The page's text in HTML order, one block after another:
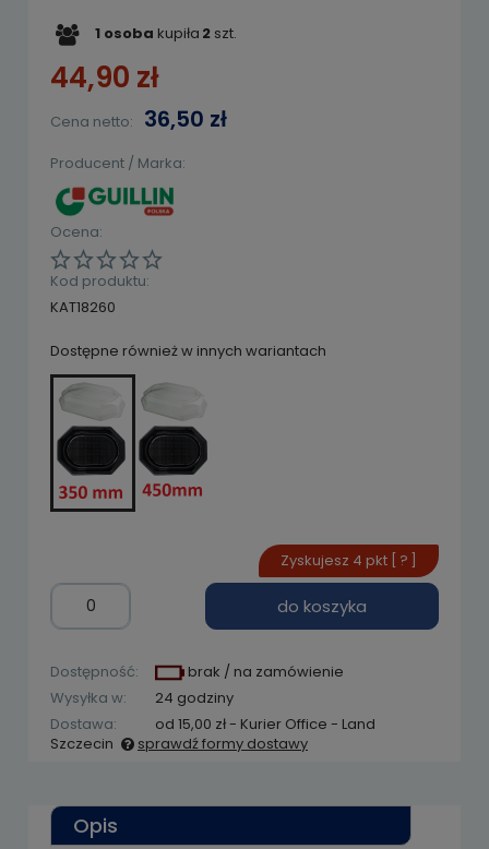
1 osoba kupiła 2 szt.
44,90 zł
Cena netto: 36,50 zł
Ocena:
Producent / Marka:
Kod produktu:
KAT18260
Dostępne również w innych wariantach
do koszyka
Zyskujesz 4 pkt [ ? ]
Dostępność:
brak / na zamówienie
Wysyłka w:
24 godziny
Dostawa:
od 15,00 zł- Kurier Office - Land
Szczecin
sprawdź formy dostawy
Opis